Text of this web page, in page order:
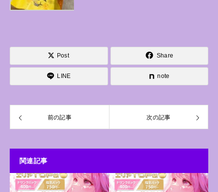
Post Share
LINE note
前の記事 次の記事
関連記事